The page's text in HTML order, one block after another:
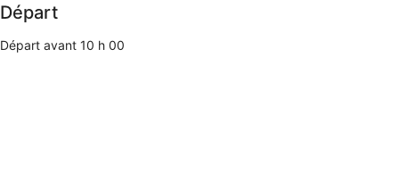
Départ
Départ avant 10 h 00